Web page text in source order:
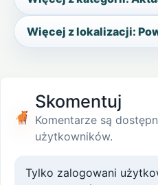
Więcej z lokalizacji:
Skomentuj
Komentarze są
użytkowników.
Tylko zalogowani